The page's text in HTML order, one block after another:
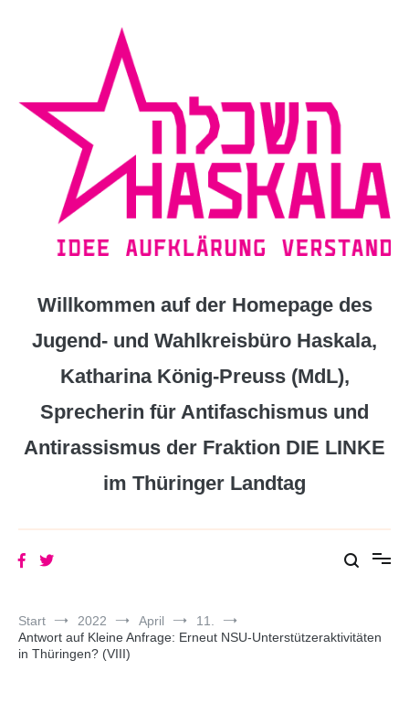
Willkommen auf der Homepage des
Jugend- und Wahlkreisbüro Haskala,
Katharina König-Preuss (MdL),
Sprecherin für Antifaschismus und
Antirassismus der Fraktion DIE LINKE
im Thüringer Landtag
Start 2022 April
11.
Antwort auf Kleine Anfrage: Erneut NSU-Unterstützeraktivitäten
in Thüringen? (VIII)